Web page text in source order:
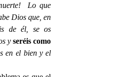
Lo que
Dios que, en
de él, se os
y seréis como
en el bien y el